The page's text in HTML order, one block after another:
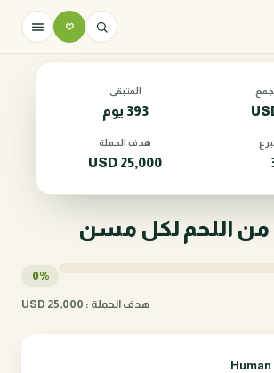
المتبقى
393 يوم
هدف الحملة
25,000
من اللحم لكل مسن
0%
هدف الحملة : 25,000 USD